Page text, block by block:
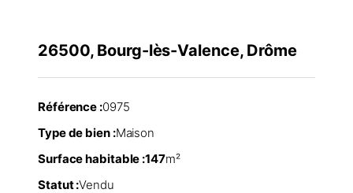
26500, Bourg-lès-Valence, Drôme
Référence :0975
Type de bien :Maison
Surface habitable :147m²
Statut :Vendu